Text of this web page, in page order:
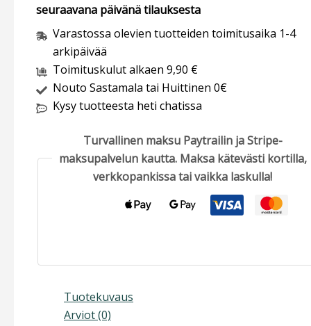
seuraavana päivänä tilauksesta
Varastossa olevien tuotteiden toimitusaika 1-4
arkipäivää
Toimituskulut alkaen 9,90 €
Nouto Sastamala tai Huittinen 0€
Kysy tuotteesta heti chatissa
Turvallinen maksu Paytrailin ja Stripe-
maksupalvelun kautta. Maksa kätevästi kortilla,
verkkopankissa tai vaikka laskulla!
Tuotekuvaus
Arviot (0)